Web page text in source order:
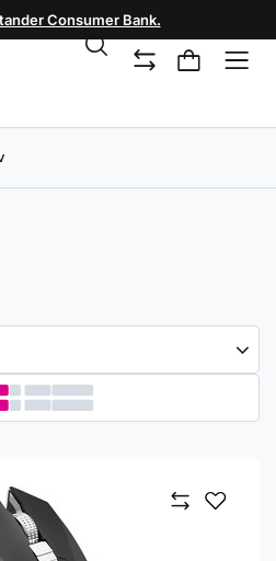
Consumer Bank.